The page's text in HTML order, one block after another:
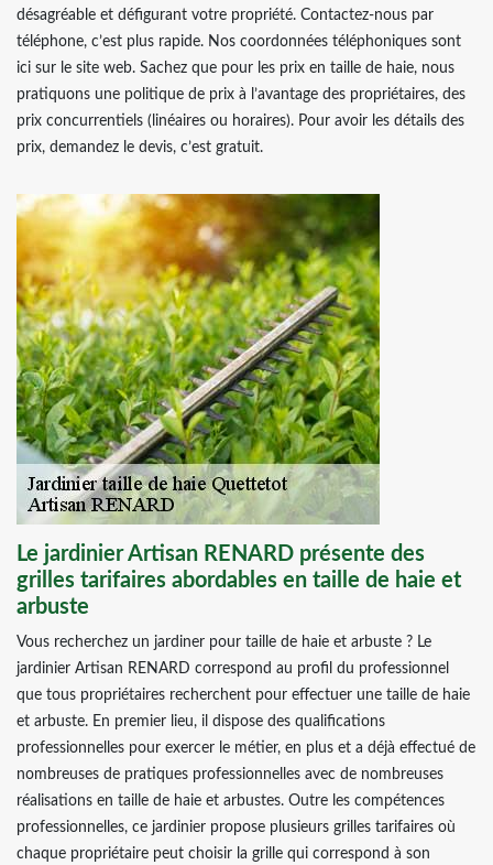
désagréable et défigurant votre propriété. Contactez-nous par
téléphone, c’est plus rapide. Nos coordonnées téléphoniques sont
ici sur le site web. Sachez que pour les prix en taille de haie, nous
pratiquons une politique de prix à l’avantage des propriétaires, des
prix concurrentiels (linéaires ou horaires). Pour avoir les détails des
prix, demandez le devis, c’est gratuit.
Le jardinier Artisan RENARD présente des
grilles tarifaires abordables en taille de haie et
arbuste
Vous recherchez un jardiner pour taille de haie et arbuste ? Le
jardinier Artisan RENARD correspond au profil du professionnel
que tous propriétaires recherchent pour effectuer une taille de haie
et arbuste. En premier lieu, il dispose des qualifications
professionnelles pour exercer le métier, en plus et a déjà effectué de
nombreuses de pratiques professionnelles avec de nombreuses
réalisations en taille de haie et arbustes. Outre les compétences
professionnelles, ce jardinier propose plusieurs grilles tarifaires où
chaque propriétaire peut choisir la grille qui correspond à son